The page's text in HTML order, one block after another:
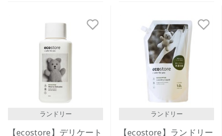
ランドリー
【ecostore】デリケート
ランドリー
【ecostore】ランドリー